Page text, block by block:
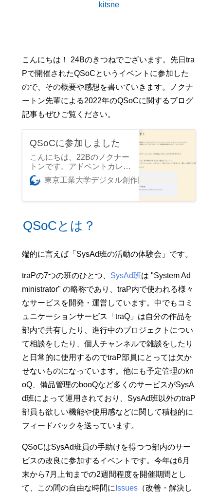
kitsne
こんにちは！ 24Bのきつねでございます。先日tra
Pで開催されたQSoCというイベントに参加した
ので、その概要や感想を書いていきます。ノクナ
ートン先輩による2022年のQSoCに関するブログ
記事もぜひご覧ください。
QSoCに参加しました
こんにちは、22Bのノクナー
トンです。アドベントカレン
ダー2022……ではなく、春
にQSoCという企画に参加し
ていきたいと思います。本来
ったのですが、完全に忘れて
いてこんな時期に出すことに
とは19Bのtemmaさんが書い
た2020年7月23日の記事 [htt
と > 「traQ Spring of Code」
略してQSoCは、「Google S
ummer ofCode」をtraPでも
やろうというコンセプトで、
traQを中心としたtraPの運用
ートしてもらうと言う企画
らしいです。私も今初めて知
りました。 要するにSysAd
体験会です。少なくとも私は
そのくらいの緩い認識で参加
してました。 今年は5/8から
5/15までの大体一週間かけて
行われ、GitHubの中にあるIs
sueから好きなものを選んで
解決する。わからないところ
があったら先輩に聞く。みた
のQSoCでは9人の参加者に
より合計1
東京工業大学デジタル創作同好会traP
QSoCとは？
端的に言えば「SysAd班の活動の体験会」です。
traPの7つの班のひとつ、 SysAd班は "System Ad
ministrator" の略称であり、traP内で使われる様々
なサービスを開発・運営しています。中でもコミ
ュニケーションサービス「traQ」は自分の作品を
部内で共有したり、進行中のプロジェクトについ
て相談をしたり、個人チャンネルで雑談をしたり
と日常的に使用するのでtraP部員にとっては欠か
せないものになっています。他にも予定管理のkn
oQ、備品管理のbooQなど多くのサービスがSysA
d班によって運用されており、SysAd班以外のtraP
部員も欲しい機能や使用感などに関して積極的に
フィードバックを送っています。
QSoCはSysAd班員の手助けを得つつ部内のサー
ビスの改良に参加するイベントです。今年は6月
末から7月上旬までの2週間程度を開催期間とし
て、この間の自由な時間に Issues（改善・解決し